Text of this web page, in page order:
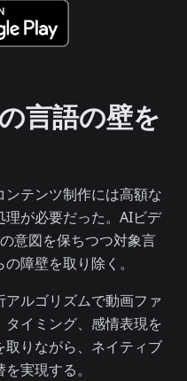
言語の壁を
テンツ制作には高額な
が必要だった。AIビデ
意図を保ちつつ対象言
障壁を取り除く。
ルゴリズムで動画ファ
イミング、感情表現を
りながら、ネイティブ
実現する。